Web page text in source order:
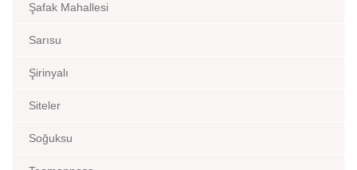
Şafak Mahallesi
Sarısu
Şirinyalı
Siteler
Soğuksu